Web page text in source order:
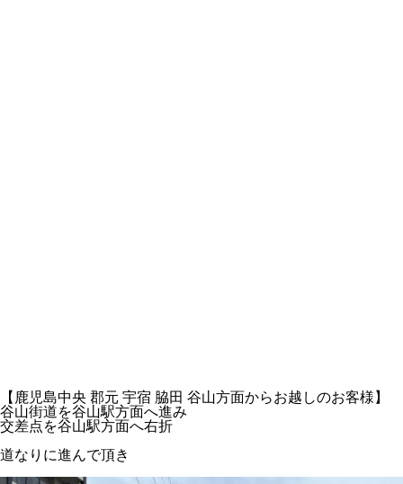
【鹿児島中央 郡元 宇宿 脇田 谷山方面からお越しのお客様】
谷山街道を谷山駅方面へ進み
交差点を谷山駅方面へ右折
道なりに進んで頂き